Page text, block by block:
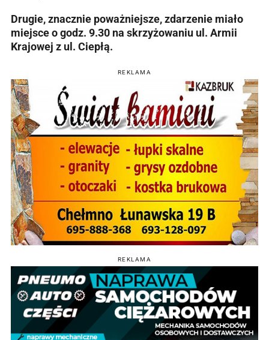
Drugie, znacznie poważniejsze, zdarzenie miało
miejsce o godz. 9.30 na skrzyżowaniu ul. Armii
Krajowej z ul. Ciepłą.
REKLAMA
REKLAMA